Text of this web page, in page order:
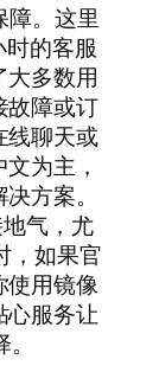
障。这里
时的客服
多数用
故障或订
线聊天或
为主，
方案。
气，尤
，如果官
使用镜像
心服务让